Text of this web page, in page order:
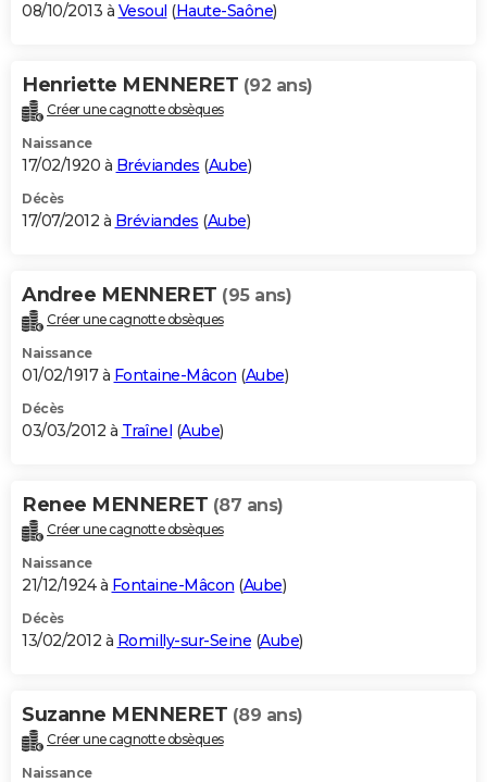
08/10/2013 à Vesoul (Haute-Saône)
Henriette MENNERET (92 ans)
Créer une cagnotte obsèques
Naissance
17/02/1920 à Bréviandes (Aube)
Décès
17/07/2012 à Bréviandes (Aube)
Andree MENNERET (95 ans)
Créer une cagnotte obsèques
Naissance
01/02/1917 à Fontaine-Mâcon (Aube)
Décès
03/03/2012 à Traînel (Aube)
Renee MENNERET (87 ans)
Créer une cagnotte obsèques
Naissance
21/12/1924 à Fontaine-Mâcon (Aube)
Décès
13/02/2012 à Romilly-sur-Seine (Aube)
Suzanne MENNERET (89 ans)
Créer une cagnotte obsèques
Naissance